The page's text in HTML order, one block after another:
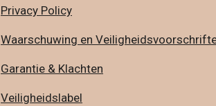
Privacy Policy
Waarschuwing en
Garantie & Klachten
Veiligheidslabel